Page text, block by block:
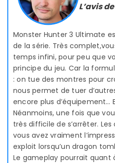
L’avis
Monster Hunter 3 Ultimate
de la série. Très
temps infini, pour peu que
principe du jeu. Car la
: on tue des montres pour
nous permet de tuer
encore plus d’équipement…
Néanmoins, une fois que
très difficile de s’arrêter.
vous avez vraiment
exploit lorsqu’un dragon
Le gameplay pourrait quant